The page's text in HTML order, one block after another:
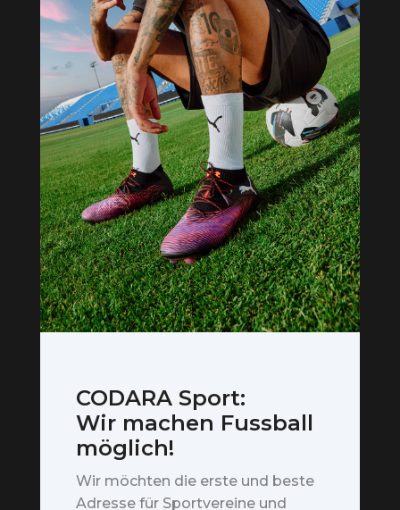
CODARA Sport:
Wir machen Fussball
möglich!
Wir möchten die erste und beste
Adresse für Sportvereine und